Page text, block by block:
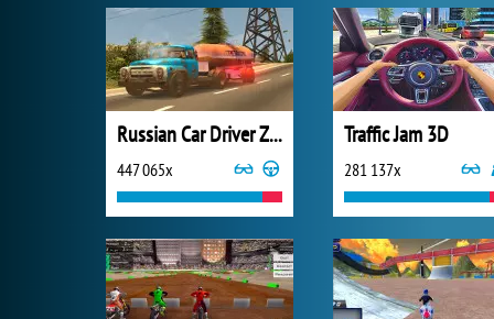
Russian Car Driver ZIL 130
447 065x
Traffic Jam 3D
281 137x